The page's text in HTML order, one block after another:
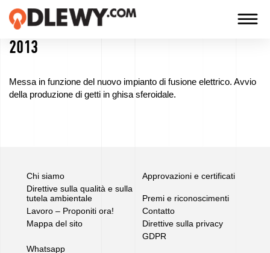
TRADYCJA
Azienda
Tecnologie
2013
Messa in funzione del nuovo impianto di fusione elettrico. Avvio
della produzione di getti in ghisa sferoidale.
Chi siamo
Approvazioni e certificati
Direttive sulla qualità e sulla
tutela ambientale
Premi e riconoscimenti
Lavoro – Proponiti ora!
Contatto
Mappa del sito
Direttive sulla privacy
GDPR
Whatsapp